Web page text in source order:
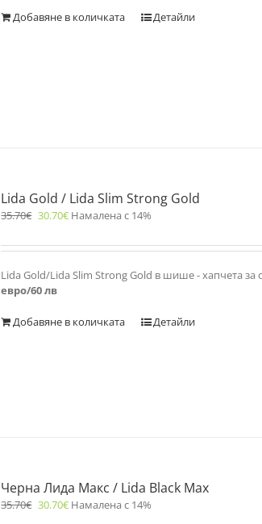
Добавяне в количката Детайли
Lida Gold / Lida Slim Strong Gold
35.70€ 30.70€ Намалена с 14%
Lida Gold/Lida Slim Strong Gold в шише - хапчета за
евро/60 лв
Добавяне в количката Детайли
Черна Лида Макс / Lida Black Max
35.70€ 30.70€ Намалена с 14%